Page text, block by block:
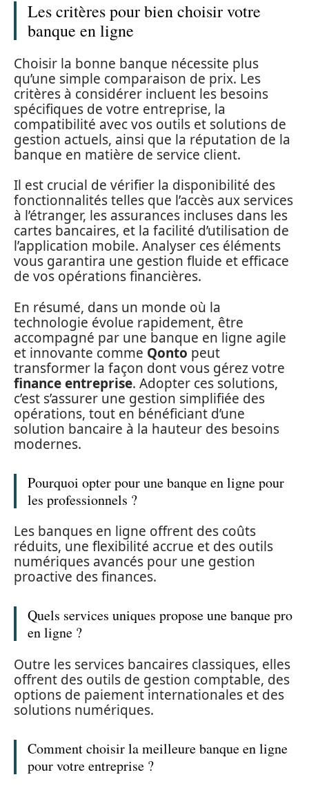
Les critères pour bien choisir votre
banque en ligne
Choisir la bonne banque nécessite plus
qu’une simple comparaison de prix. Les
critères à considérer incluent les besoins
spécifiques de votre entreprise, la
compatibilité avec vos outils et solutions de
gestion actuels, ainsi que la réputation de la
banque en matière de service client.
Il est crucial de vérifier la disponibilité des
fonctionnalités telles que l’accès aux services
à l’étranger, les assurances incluses dans les
cartes bancaires, et la facilité d’utilisation de
l’application mobile. Analyser ces éléments
vous garantira une gestion fluide et efficace
de vos opérations financières.
En résumé, dans un monde où la
technologie évolue rapidement, être
accompagné par une banque en ligne agile
et innovante comme Qonto peut
transformer la façon dont vous gérez votre
finance entreprise. Adopter ces solutions,
c’est s’assurer une gestion simplifiée des
opérations, tout en bénéficiant d’une
solution bancaire à la hauteur des besoins
modernes.
Pourquoi opter pour une banque en ligne pour
les professionnels ?
Les banques en ligne offrent des coûts
réduits, une flexibilité accrue et des outils
numériques avancés pour une gestion
proactive des finances.
Quels services uniques propose une banque pro
en ligne ?
Outre les services bancaires classiques, elles
offrent des outils de gestion comptable, des
options de paiement internationales et des
solutions numériques.
Comment choisir la meilleure banque en ligne
pour votre entreprise ?